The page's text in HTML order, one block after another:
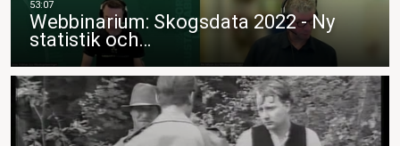
Webbinarium: Skogsdata 2022 - Ny
statistik och…